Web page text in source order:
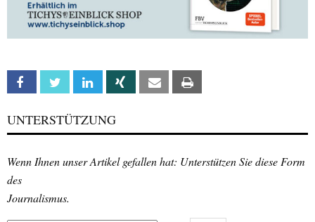
Facebook Twitter Linkedin Xing Email
UNTERSTÜTZUNG
Wenn Ihnen unser Artikel gefallen hat: Unterstützen Sie diese Form
des
Journalismus.